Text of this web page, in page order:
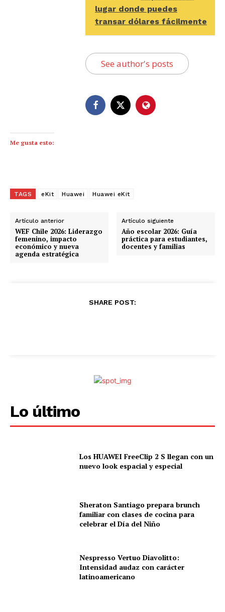
lugar donde puedes
transar dólares fácilmente
See author's posts
Me gusta esto:
TAGS eKit Huawei Huawei eKit
Artículo anterior
WEF Chile 2026: Liderazgo
femenino, impacto
económico y nueva
agenda estratégica
Artículo siguiente
Año escolar 2026: Guía
práctica para estudiantes,
docentes y familias
SHARE POST:
Lo último
Los HUAWEI FreeClip 2 S llegan con un
nuevo look espacial y especial
Sheraton Santiago prepara brunch
familiar con clases de cocina para
celebrar el Día del Niño
Nespresso Vertuo Diavolitto:
Intensidad audaz con carácter
latinoamericano